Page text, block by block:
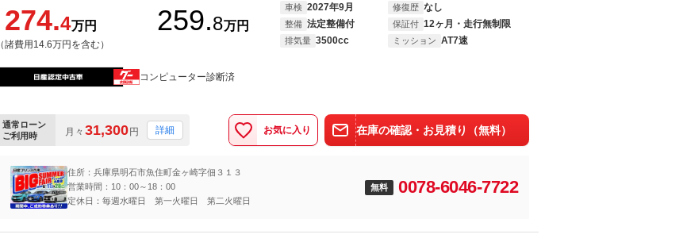
274.4万円
（諸費用14.6万円を含む）
259.8万円
車検 2027年9月 修復歴 なし
整備 法定整備付 保証付 12ヶ月・走行無制限
排気量 3500cc ミッション AT7速
コンピューター診断済
通常ローン
ご利用時
月々 31,300円 詳細 お気に入り 在庫の確認・お見積り（無料）
住所：兵庫県明石市魚住町金ヶ崎字佃３１３
営業時間：10：00～18：00
定休日：毎週水曜日 第一火曜日 第二火曜日
無料 0078-6046-7722